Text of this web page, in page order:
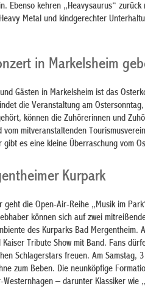
Ebenso kehren „Heavysaurus“
Metal und kindgerechter
in Markelsheim
Gästen in Markelsheim ist das
die Veranstaltung am
können die Zuhörerinnen und
mitveranstaltenden
es eine kleine Überraschung vom
Kurpark
die Open-Air-Reihe „Musik im
können sich auf zwei
des Kurparks Bad Mergentheim.
Tribute Show mit Band. Fans
Schlagerstars freuen. Am Samstag,
zum Beben. Die neunköpfige
– darunter Klassiker wie